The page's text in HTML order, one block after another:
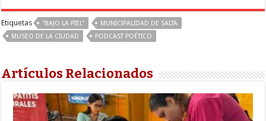
Etiquetas ''BAJO LA PIEL''
MUNICIPALIDAD DE SALTA
MUSEO DE LA CIUDAD
PODCAST POÉTICO
Artículos Relacionados